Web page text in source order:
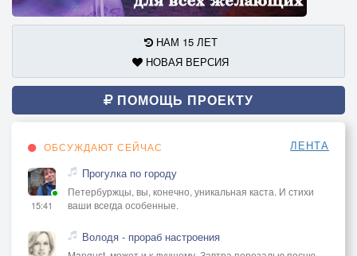
НАМ 15 ЛЕТ
НОВАЯ ВЕРСИЯ
ПОМОЩЬ ПРОЕКТУ
ОБСУЖДАЮТ СЕЙЧАС ЛЕНТА
15:41
Прогулка по городу
Петербуржцы, вы, конечно, уникальная каста. И стихи
ваши всегда особенные.
Володя - прораб настроения